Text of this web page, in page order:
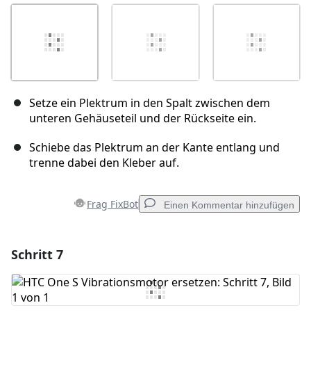
Setze ein Plektrum in den Spalt zwischen dem
unteren Gehäuseteil und der Rückseite ein.
Schiebe das Plektrum an der Kante entlang und
trenne dabei den Kleber auf.
Frag FixBot Einen Kommentar hinzufügen
Kommentar hinzufügen
Schritt 7